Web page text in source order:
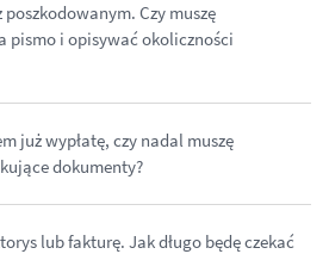
Czy muszę
pismo i opisywać okoliczności
już wypłatę, czy nadal muszę
dokumenty?
lub fakturę. Jak długo będę czekać